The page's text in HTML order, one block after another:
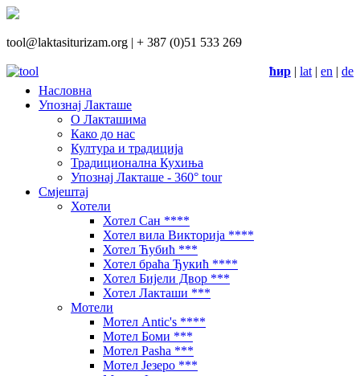
tool@laktasiturizam.org | + 387 (0)51 533 269
ћир | lat | en | de
Насловна
Упознај Лакташе
О Лакташима
Како до нас
Култура и традиција
Традиционална Кухиња
Упознај Лакташе - 360° tour
Смјештај
Хотели
Хотел Сан ****
Хотел вила Викторија ****
Хотел Ћубић ***
Хотел браћа Ђукић ****
Хотел Бијели Двор ***
Хотел Лакташи ***
Мотели
Мотел Antic's ****
Мотел Боми ***
Мотел Pasha ***
Мотел Језеро ***